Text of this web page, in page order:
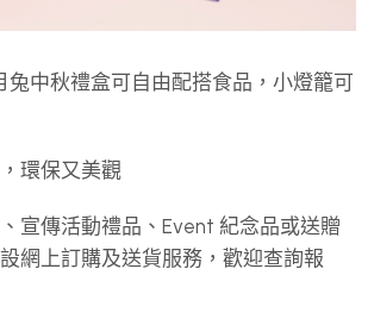
兔中秋禮盒可自由配搭食品，小燈籠可
環保又美觀
宣傳活動禮品、Event 紀念品或送贈
網上訂購及送貨服務，歡迎查詢報